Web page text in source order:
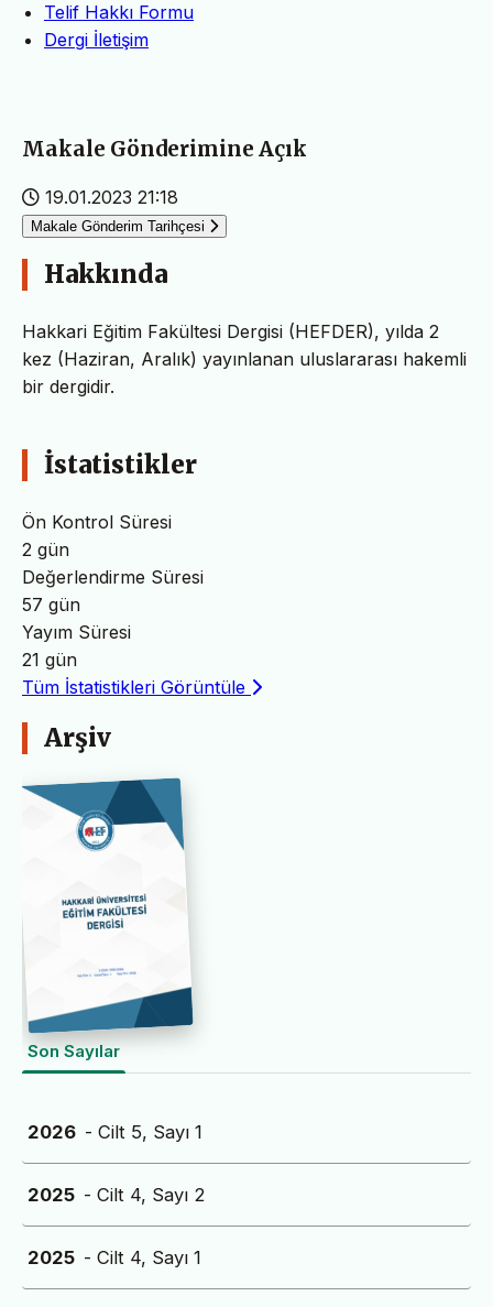
Telif Hakkı Formu
Dergi İletişim
Makale Gönderimine Açık
19.01.2023 21:18
Makale Gönderim Tarihçesi
Hakkında
Hakkari Eğitim Fakültesi Dergisi (HEFDER), yılda 2
kez (Haziran, Aralık) yayınlanan uluslararası hakemli
bir dergidir.
İstatistikler
Ön Kontrol Süresi
2 gün
Değerlendirme Süresi
57 gün
Yayım Süresi
21 gün
Tüm İstatistikleri Görüntüle
Arşiv
Son Sayılar
2026 - Cilt 5, Sayı 1
2025 - Cilt 4, Sayı 2
2025 - Cilt 4, Sayı 1